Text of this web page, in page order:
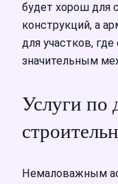
будет хорош для
конструкций, а
для участков,
значительным
Услуги по
Немаловажным